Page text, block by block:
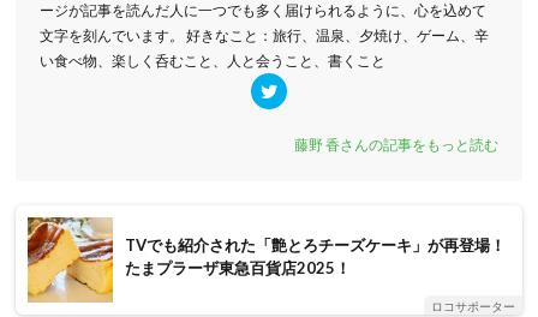
ージが記事を読んだ人に一つでも多く届けられるように、心を込めて
文字を刻んでいます。 好きなこと：旅行、温泉、夕焼け、ゲーム、辛
い食べ物、楽しく呑むこと、人と会うこと、書くこと
藤野 香さんの記事をもっと読む
TVでも紹介された「艶とろチーズケーキ」が再登場！
たまプラーザ東急百貨店2025！
ロコサポーター